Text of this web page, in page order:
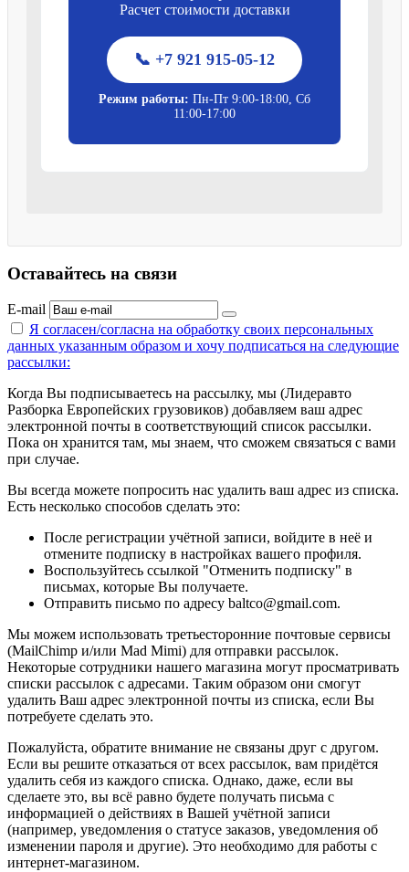
Расчет стоимости доставки
📞 +7 921 915-05-12
Режим работы: Пн-Пт 9:00-18:00, Сб
11:00-17:00
Оставайтесь на связи
E-mail
Я согласен/согласна на обработку своих персональных
данных указанным образом и хочу подписаться на следующие
рассылки:
Когда Вы подписываетесь на рассылку, мы (Лидеравто
Разборка Европейских грузовиков) добавляем ваш адрес
электронной почты в соответствующий список рассылки.
Пока он хранится там, мы знаем, что сможем связаться с вами
при случае.
Вы всегда можете попросить нас удалить ваш адрес из списка.
Есть несколько способов сделать это:
После регистрации учётной записи, войдите в неё и
отмените подписку в настройках вашего профиля.
Воспользуйтесь ссылкой "Отменить подписку" в
письмах, которые Вы получаете.
Отправить письмо по адресу baltco@gmail.com.
Мы можем использовать третьесторонние почтовые сервисы
(MailChimp и/или Mad Mimi) для отправки рассылок.
Некоторые сотрудники нашего магазина могут просматривать
списки рассылок с адресами. Таким образом они смогут
удалить Ваш адрес электронной почты из списка, если Вы
потребуете сделать это.
Пожалуйста, обратите внимание не связаны друг с другом.
Если вы решите отказаться от всех рассылок, вам придётся
удалить себя из каждого списка. Однако, даже, если вы
сделаете это, вы всё равно будете получать письма с
информацией о действиях в Вашей учётной записи
(например, уведомления о статусе заказов, уведомления об
изменении пароля и другие). Это необходимо для работы с
интернет-магазином.